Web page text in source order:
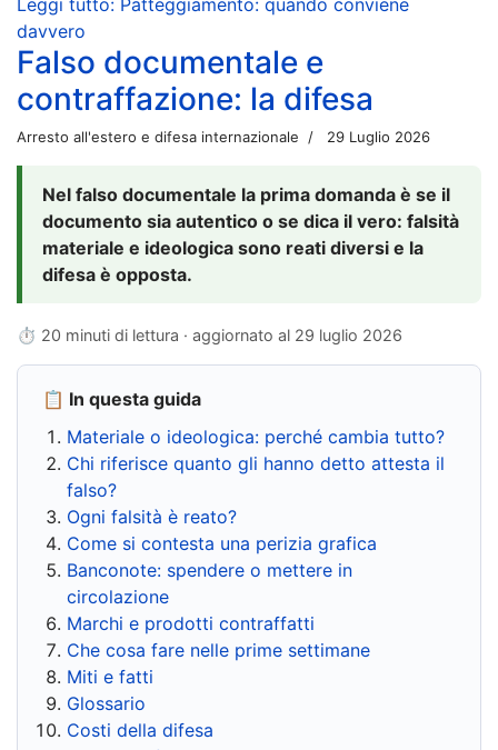
davvero
Falso documentale e
contraffazione: la difesa
Arresto all'estero e difesa internazionale 29 Luglio 2026
Nel falso documentale la prima domanda è se il
documento sia autentico o se dica il vero: falsità
materiale e ideologica sono reati diversi e la
difesa è opposta.
⏱ 20 minuti di lettura · aggiornato al 29 luglio 2026
📋 In questa guida
Materiale o ideologica: perché cambia tutto?
Chi riferisce quanto gli hanno detto attesta il
falso?
Ogni falsità è reato?
Come si contesta una perizia grafica
Banconote: spendere o mettere in
circolazione
Marchi e prodotti contraffatti
Che cosa fare nelle prime settimane
Miti e fatti
Glossario
Costi della difesa